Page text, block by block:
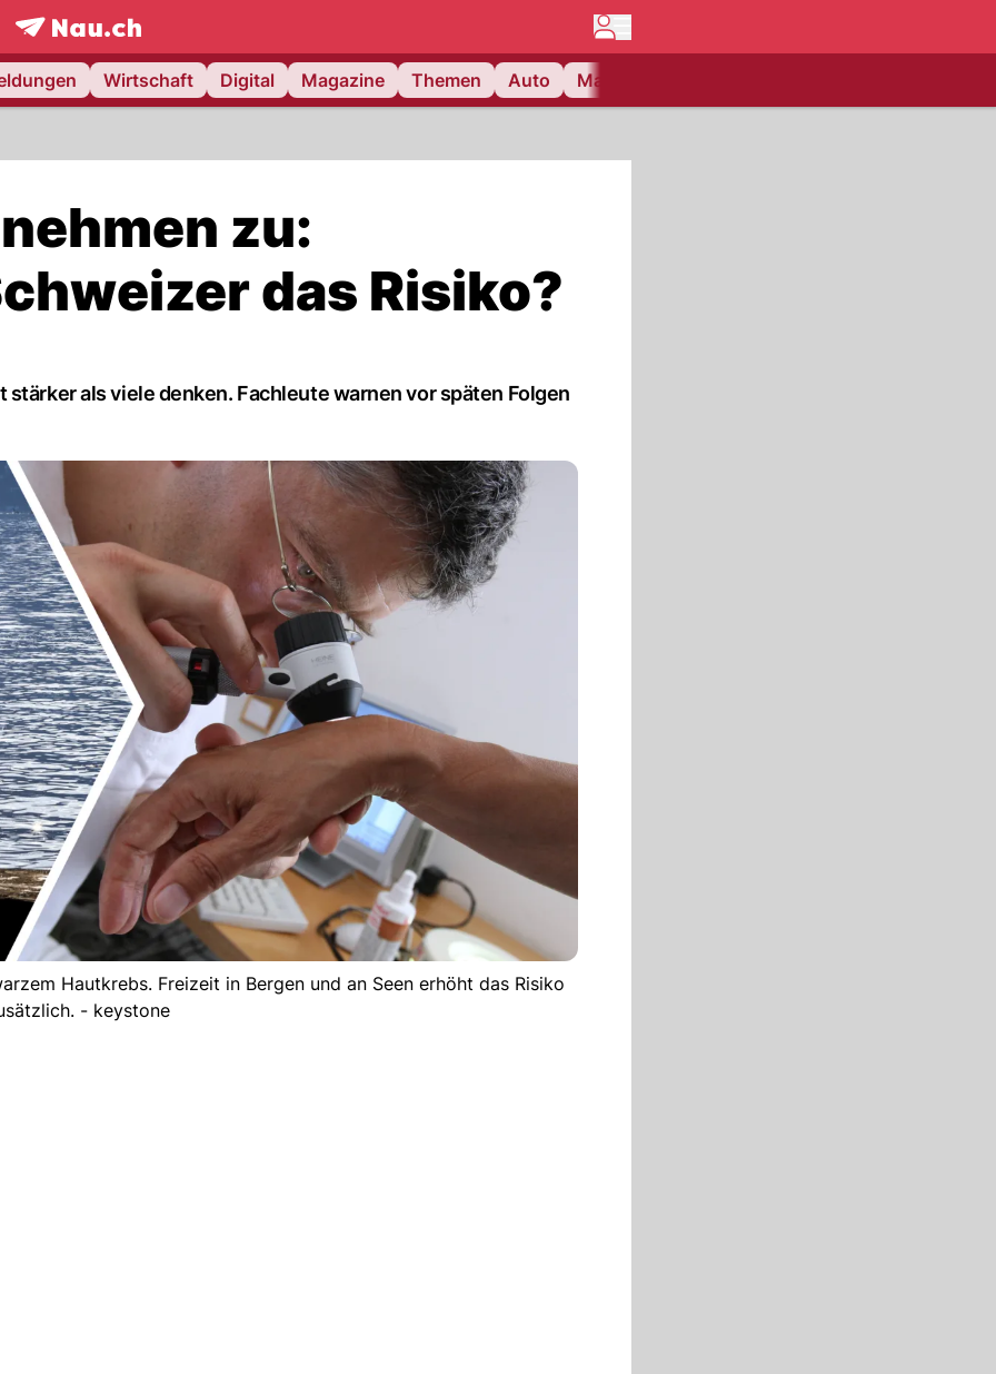
frontpage.NAU.ch
Wirtschaft Digital Magazine Themen Auto Matchcenter
zu:
das Risiko?
als viele denken. Fachleute warnen vor späten Folgen
Hautkrebs. Freizeit in Bergen und an Seen erhöht das Risiko
- keystone